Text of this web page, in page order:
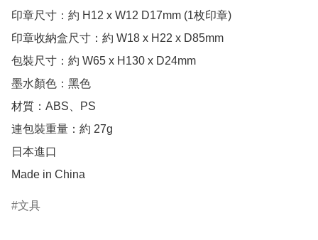
印章尺寸：約 H12 x W12 D17mm (1枚印章)
印章收納盒尺寸：約 W18 x H22 x D85mm
包裝尺寸：約 W65 x H130 x D24mm
墨水顏色：黑色
材質：ABS、PS
連包裝重量：約 27g
日本進口
Made in China
文具